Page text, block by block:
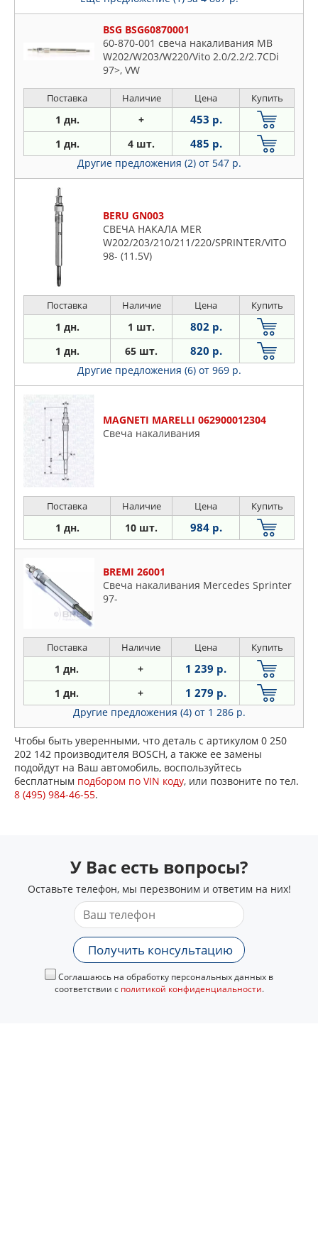
BSG BSG60870001
60-870-001 свеча накаливания MB
W202/W203/W220/Vito 2.0/2.2/2.7CDi
97>, VW
Поставка Наличие Цена Купить
1 дн. + 453 р.
1 дн. 4 шт. 485 р.
Другие предложения (2) от 547 р.
BERU GN003
СВЕЧА НАКАЛА MER
W202/203/210/211/220/SPRINTER/VITO
98- (11.5V)
Поставка Наличие Цена Купить
1 дн. 1 шт. 802 р.
1 дн. 65 шт. 820 р.
Другие предложения (6) от 969 р.
MAGNETI MARELLI 062900012304
Свеча накаливания
Поставка Наличие Цена Купить
1 дн. 10 шт. 984 р.
BREMI 26001
Свеча накаливания Mercedes Sprinter
97-
Поставка Наличие Цена Купить
1 дн. + 1 239 р.
1 дн. + 1 279 р.
Другие предложения (4) от 1 286 р.
Чтобы быть уверенными, что деталь с артикулом 0 250
202 142 производителя BOSCH, а также ее замены
подойдут на Ваш автомобиль, воспользуйтесь
бесплатным подбором по VIN коду, или позвоните по тел.
8 (495) 984-46-55.
У Вас есть вопросы?
Оставьте телефон, мы перезвоним и ответим на них!
Получить консультацию
Соглашаюсь на обработку персональных данных в
соответствии с политикой конфиденциальности.